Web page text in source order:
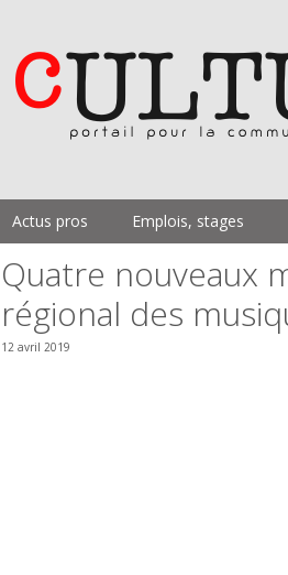
Actus pros Emplois, stages
Quatre nouveaux
régional des
12 avril 2019